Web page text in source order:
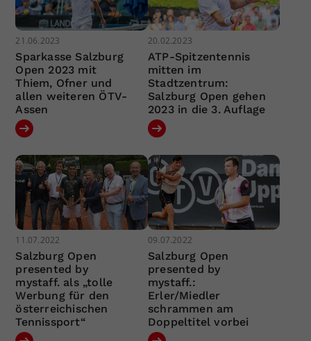
21.06.2023
Sparkasse Salzburg
Open 2023 mit
Thiem, Ofner und
allen weiteren ÖTV-
Assen
20.02.2023
ATP-Spitzentennis
mitten im
Stadtzentrum:
Salzburg Open gehen
2023 in die 3. Auflage
11.07.2022
Salzburg Open
presented by
mystaff. als „tolle
Werbung für den
österreichischen
Tennissport“
09.07.2022
Salzburg Open
presented by
mystaff.:
Erler/Miedler
schrammen am
Doppeltitel vorbei